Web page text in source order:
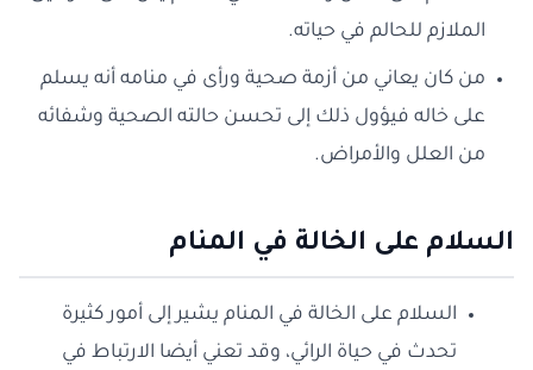
الملازم للحالم في حياته.
من كان يعاني من أزمة صحية ورأى في منامه أنه يسلم
على خاله فيؤول ذلك إلى تحسن حالته الصحية وشفائه
من العلل والأمراض.
السلام على الخالة في المنام
السلام على الخالة في المنام يشير إلى أمور كثيرة
تحدث في حياة الرائي، وقد تعني أيضا الارتباط في